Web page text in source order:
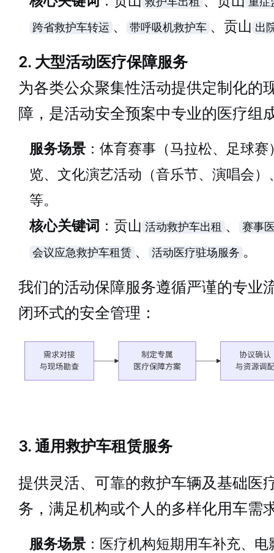
跨省救护车转运 、 带呼吸机救护车 、贡山 出
2. 大型活动医疗保障服务
为各类公众聚集性活动提供定制化的
障，是活动安全预案中专业的医疗组
服务场景 ：体育赛事（马拉松、足球
览、文化演艺活动（音乐节、演唱会
等。
核心关键词 ：贡山 活动救护车出租 、 赛事
会议应急救护车租赁 、 活动医疗驻场服务 。
我们的活动保障服务遵循严谨的专业
闭环式的安全管理：
3. 通用救护车租赁服务
提供灵活、可靠的救护车辆及基础医
务，满足机构或个人的多样化用车需
服务场景 ：医疗机构短期用车补充、